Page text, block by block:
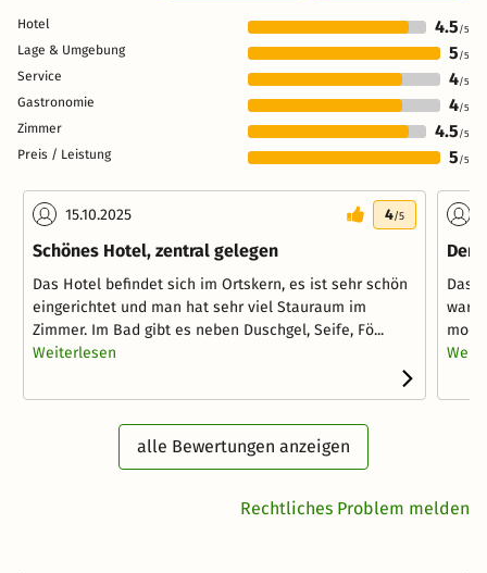
Hotel 4.5 /5
Lage & Umgebung 5 /5
Service 4/5
Gastronomie 4/5
Zimmer 4.5 /5
Preis / Leistung 5 /5
15.10.2025 4/5
Schönes Hotel, zentral gelegen
Das Hotel befindet sich im Ortskern, es ist sehr schön
eingerichtet und man hat sehr viel Stauraum im
Zimmer. Im Bad gibt es neben Duschgel, Seife, Fö...
Weiterlesen
Der
Das
alle Bewertungen anzeigen
Rechtliches Problem melden